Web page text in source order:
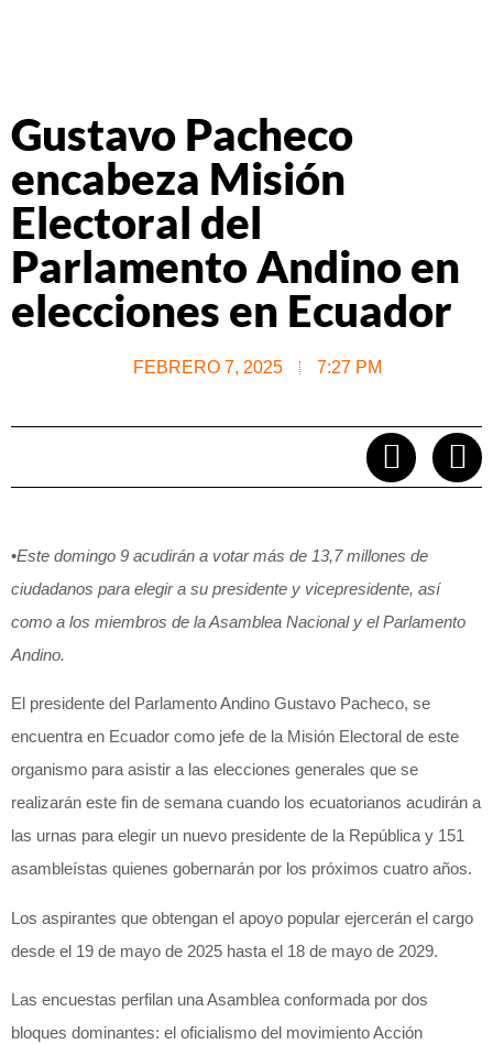
Gustavo Pacheco
encabeza Misión
Electoral del
Parlamento Andino en
elecciones en Ecuador
FEBRERO 7, 2025 7:27 PM
•Este domingo 9 acudirán a votar más de 13,7 millones de
ciudadanos para elegir a su presidente y vicepresidente, así
como a los miembros de la Asamblea Nacional y el Parlamento
Andino.
El presidente del Parlamento Andino Gustavo Pacheco, se
encuentra en Ecuador como jefe de la Misión Electoral de este
organismo para asistir a las elecciones generales que se
realizarán este fin de semana cuando los ecuatorianos acudirán a
las urnas para elegir un nuevo presidente de la República y 151
asambleístas quienes gobernarán por los próximos cuatro años.
Los aspirantes que obtengan el apoyo popular ejercerán el cargo
desde el 19 de mayo de 2025 hasta el 18 de mayo de 2029.
Las encuestas perfilan una Asamblea conformada por dos
bloques dominantes: el oficialismo del movimiento Acción